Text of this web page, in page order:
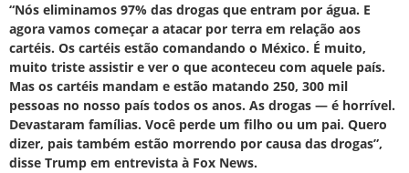
“Nós eliminamos 97% das drogas que entram por água. E
agora vamos começar a atacar por terra em relação aos
cartéis. Os cartéis estão comandando o México. É muito,
muito triste assistir e ver o que aconteceu com aquele país.
Mas os cartéis mandam e estão matando 250, 300 mil
pessoas no nosso país todos os anos. As drogas — é horrível.
Devastaram famílias. Você perde um filho ou um pai. Quero
dizer, pais também estão morrendo por causa das drogas”,
disse Trump em entrevista à Fox News.